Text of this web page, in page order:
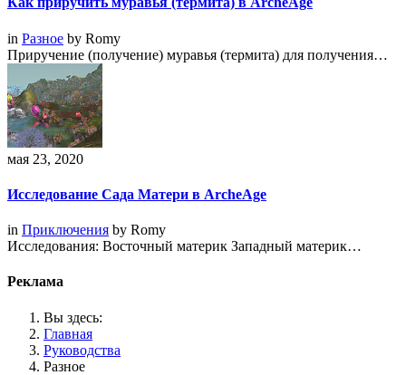
in Разное by Romy
Приручение (получение) муравья (термита) для получения…
мая 23, 2020
Исследование Сада Матери в ArcheAge
in Приключения by Romy
Исследования: Восточный материк Западный материк…
Реклама
Вы здесь:
Главная
Руководства
Разное